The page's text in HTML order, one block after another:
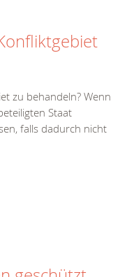
zu behandeln? Wenn
Staat
falls dadurch nicht